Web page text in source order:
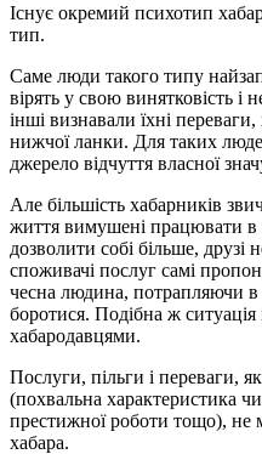
Існує окремий психотип
тип.
Саме люди такого типу
вірять у свою винятковість і
інші визнавали їхні
нижчої ланки. Для таких
джерело відчуття власної
Але більшість хабарників
життя вимушені працювати в
дозволити собі більше, друзі
споживачі послуг самі
чесна людина, потрапляючи
боротися. Подібна ж ситуація
хабародавцями.
Послуги, пільги і переваги,
(похвальна характеристика
престижної роботи тощо), не
хабара.